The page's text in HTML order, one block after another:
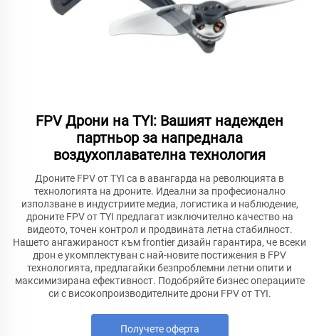
FPV Дрони на TYI: Вашият надежден
партньор за напреднала
воздухоплавателна технология
Дроните FPV от TYI са в авангарда на революцията в
технологията на дроните. Идеални за професионално
използване в индустриите медиа, логистика и наблюдение,
дроните FPV от TYI предлагат изключително качество на
видеото, точен контрол и продвината летна стабилност.
Нашето ангажираност към frontier дизайн гарантира, че всеки
дрон е укомплектуван с най-новите постижения в FPV
технологията, предлагайки безпроблемни летни опити и
максимизирана ефективност. Подобряйте бизнес операциите
си с високопроизводителните дрони FPV от TYI.
Получете оферта